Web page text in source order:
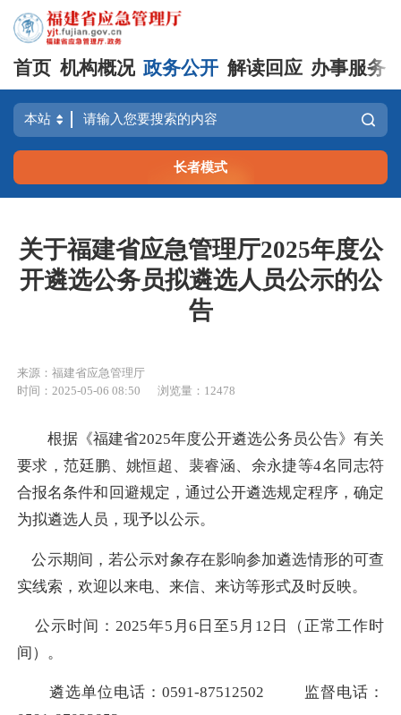
首页 机构概况 政务公开 解读回应 办事服务
长者模式
关于福建省应急管理厅2025年度公
开遴选公务员拟遴选人员公示的公
告
来源：福建省应急管理厅
时间：2025-05-06 08:50
浏览量：12478
根据《福建省2025年度公开遴选公务员公告》有关
要求，范廷鹏、姚恒超、裴睿涵、余永捷等4名同志符
合报名条件和回避规定，通过公开遴选规定程序，确定
为拟遴选人员，现予以公示。
公示期间，若公示对象存在影响参加遴选情形的可查
实线索，欢迎以来电、来信、来访等形式及时反映。
公示时间：2025年5月6日至5月12日（正常工作时
间）。
遴选单位电话：0591-87512502 监督电话：